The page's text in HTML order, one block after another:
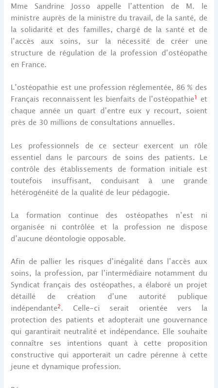
Mme Sandrine Josso appelle l’attention de M. le
ministre auprès de la ministre du travail, de la santé, de
la solidarité et des familles, chargé de la santé et de
l’accès aux soins, sur la nécessité de créer une
structure de régulation de la profession d’ostéopathe
en France.
L’ostéopathie est une profession réglementée, 86 % des
Français reconnaissent les bienfaits de l’ostéopathie1 et
chaque année un quart d’entre eux y recourt, soient
près de 30 millions de consultations annuelles.
Les professionnels de ce secteur exercent un rôle
essentiel dans le parcours de soins des patients. Le
contrôle des établissements de formation initiale est
toutefois insuffisant, conduisant à une grande
hétérogénéité de la qualité de leur pédagogie.
La formation continue des ostéopathes n’est ni
organisée ni contrôlée et la profession ne dispose
d’aucune déontologie opposable.
Afin de pallier les risques d’inégalité dans l’accès aux
soins, la profession, par l’intermédiaire notamment du
Syndicat français des ostéopathes, a élaboré un projet
détaillé de création d’une autorité publique
indépendante2. Celle-ci serait orientée vers la
protection des patients et adopterait une gouvernance
qui garantirait neutralité et indépendance. Elle souhaite
connaître ses intentions quant à cette proposition
constructive qui apporterait un cadre pérenne à cette
jeune et dynamique profession.